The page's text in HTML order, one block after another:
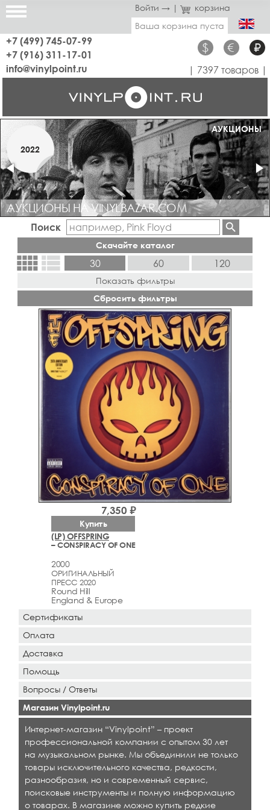
Войти → |
корзина
Ваша корзина пуста
+7 (499) 745-07-99
+7 (916) 311-17-01
$ € ₽
info@vinylpoint.ru | 7397 товаров |
МАГАЗИН ОТКРЫТ
МАРТ
2019
АУКЦИОНЫ
2022
АУКЦИОНЫ НА VINYLBAZAR.COM
Поиск
Скачайте каталог
view_comfyview_list 30 60 120
Показать фильтры
Сбросить фильтры
(LP) OFFSPRING
– CONSPIRACY OF ONE
2000
ОРИГИНАЛЬНЫЙ
ПРЕСС 2020
Round Hill
England & Europe
7,350 ₽
Купить
Сертификаты
Оплата
Доставка
Помощь
Вопросы / Ответы
Магазин Vinylpoint.ru
Интернет-магазин “Vinylpoint” – проект
профессиональной компании с опытом 30 лет
на музыкальном рынке. Мы объединили не только
товары исключительного качества, редкости,
разнообразия, но и современный сервис,
поисковые инструменты и полную информацию
о товарах. В магазине можно купить редкие